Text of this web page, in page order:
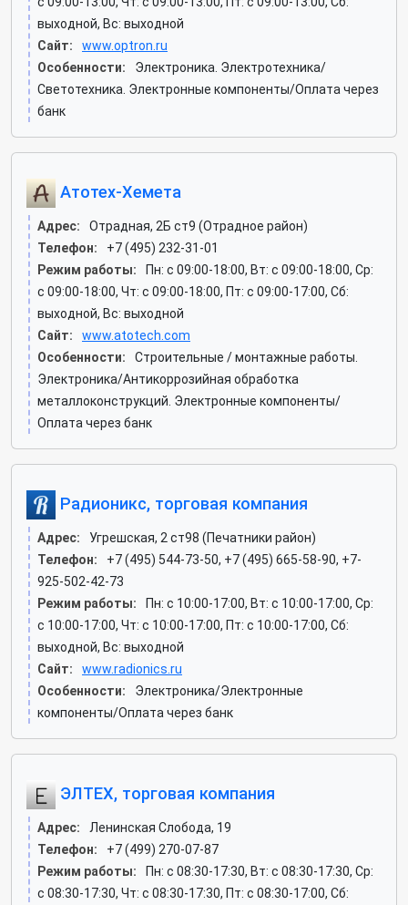
выходной, Вс: выходной
Сайт:
www.optron.ru
Особенности:
Электроника. Электротехника/
Светотехника. Электронные компоненты/Оплата через
банк
Атотех-Хемета
Адрес:
Отрадная, 2Б ст9 (Отрадное район)
Телефон:
+7 (495) 232-31-01
Режим работы:
Пн: c 09:00-18:00, Вт: c 09:00-18:00, Ср:
c 09:00-18:00, Чт: c 09:00-18:00, Пт: c 09:00-17:00, Сб:
выходной, Вс: выходной
Сайт:
www.atotech.com
Особенности:
Строительные / монтажные работы.
Электроника/Антикоррозийная обработка
металлоконструкций. Электронные компоненты/
Оплата через банк
Радионикс, торговая компания
Адрес:
Угрешская, 2 ст98 (Печатники район)
Телефон:
+7 (495) 544-73-50, +7 (495) 665-58-90, +7-
925-502-42-73
Режим работы:
Пн: c 10:00-17:00, Вт: c 10:00-17:00, Ср:
c 10:00-17:00, Чт: c 10:00-17:00, Пт: c 10:00-17:00, Сб:
выходной, Вс: выходной
Сайт:
www.radionics.ru
Особенности:
Электроника/Электронные
компоненты/Оплата через банк
ЭЛТЕХ, торговая компания
Адрес:
Ленинская Слобода, 19
Телефон:
+7 (499) 270-07-87
Режим работы:
Пн: c 08:30-17:30, Вт: c 08:30-17:30, Ср:
c 08:30-17:30, Чт: c 08:30-17:30, Пт: c 08:30-17:00, Сб: